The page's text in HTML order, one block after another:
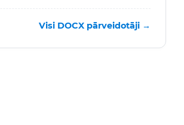
Visi DOCX pārveidotāji →